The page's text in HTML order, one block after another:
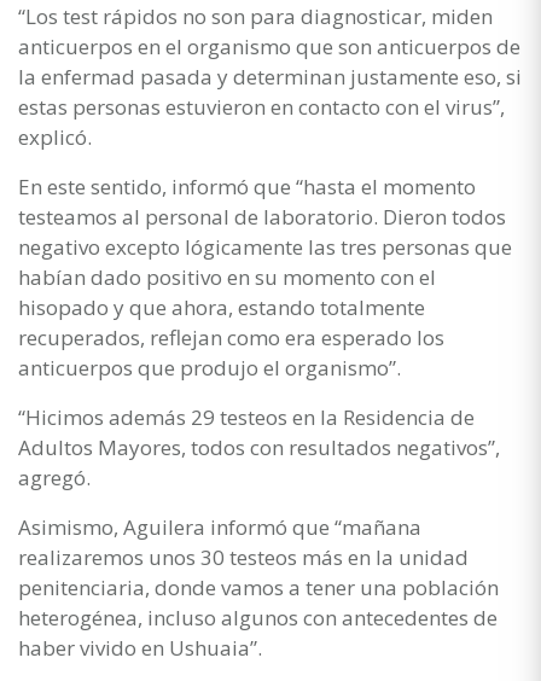
“Los test rápidos no son para diagnosticar, miden
anticuerpos en el organismo que son anticuerpos de
la enfermad pasada y determinan justamente eso, si
estas personas estuvieron en contacto con el virus”,
explicó.
En este sentido, informó que “hasta el momento
testeamos al personal de laboratorio. Dieron todos
negativo excepto lógicamente las tres personas que
habían dado positivo en su momento con el
hisopado y que ahora, estando totalmente
recuperados, reflejan como era esperado los
anticuerpos que produjo el organismo”.
“Hicimos además 29 testeos en la Residencia de
Adultos Mayores, todos con resultados negativos”,
agregó.
Asimismo, Aguilera informó que “mañana
realizaremos unos 30 testeos más en la unidad
penitenciaria, donde vamos a tener una población
heterogénea, incluso algunos con antecedentes de
haber vivido en Ushuaia”.